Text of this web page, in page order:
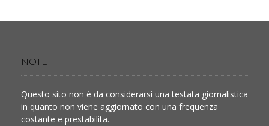
NOTE
Questo sito non è da considerarsi una testata giornalistica
in quanto non viene aggiornato con una frequenza
costante e prestabilita.